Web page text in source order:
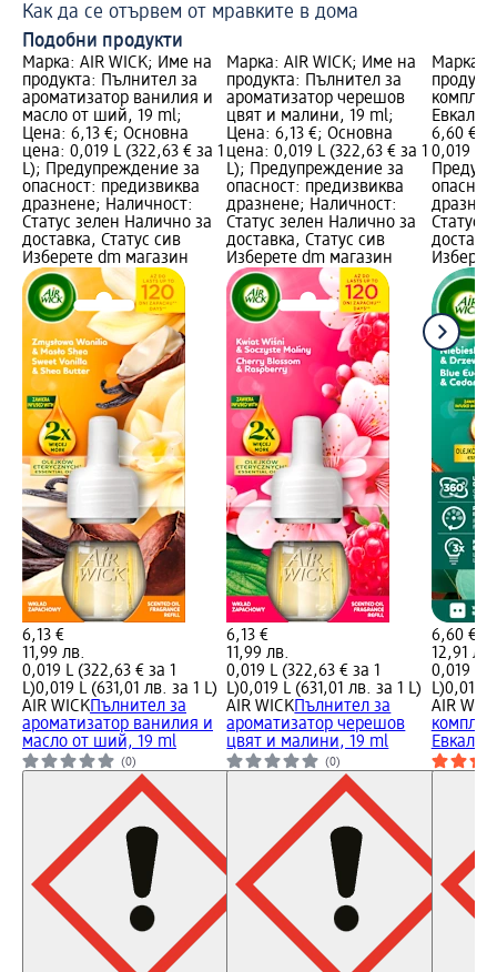
Как да се отървем от мравките в дома
Подобни продукти
Марка: AIR WICK; Име на
продукта: Пълнител за
ароматизатор ванилия и
масло от ший, 19 ml;
Цена: 6,13 €; Основна
цена: 0,019 L (322,63 € за 1
L); Предупреждение за
опасност: предизвиква
дразнене; Наличност:
Статус зелен Налично за
доставка, Статус сив
Изберете dm магазин
6,13 €
11,99 лв.
0,019 L (322,63 € за 1
L)0,019 L (631,01 лв. за 1 L)
AIR WICK Пълнител за
ароматизатор ванилия и
масло от ший, 19 ml
(0)
Марка: AIR WICK; Име на
продукта: Пълнител за
ароматизатор черешов
цвят и малини, 19 ml;
Цена: 6,13 €; Основна
цена: 0,019 L (322,63 € за 1
L); Предупреждение за
опасност: предизвиква
дразнене; Наличност:
Статус зелен Налично за
доставка, Статус сив
Изберете dm магазин
6,13 €
11,99 лв.
0,019 L (322,63 € за 1
L)0,019 L (631,01 лв. за 1 L)
AIR WICK Пълнител за
ароматизатор черешов
цвят и малини, 19 ml
(0)
Марка:
6,60 €;
0,019 L
Статус
6,60 €
12,91 лв.
0,019 L
L)0,019
AIR